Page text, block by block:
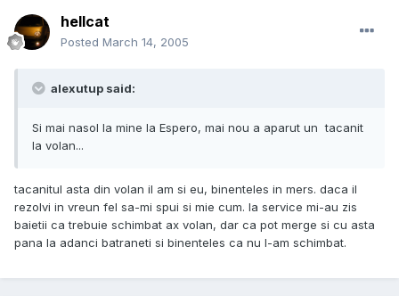
hellcat
Posted March 14, 2005
alexutup said:
Si mai nasol la mine la Espero, mai nou a aparut un tacanit
la volan...
tacanitul asta din volan il am si eu, binenteles in mers. daca il
rezolvi in vreun fel sa-mi spui si mie cum. la service mi-au zis
baietii ca trebuie schimbat ax volan, dar ca pot merge si cu asta
pana la adanci batraneti si binenteles ca nu l-am schimbat.